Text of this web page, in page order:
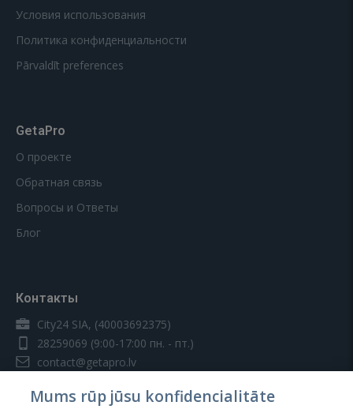
Условия использования
Политика конфиденциальности
Pārvaldīt preferences
GetaPro
О проекте
Обратная связь
Вопросы и Ответы
Блог
Контакты
City24 SIA, (40003692375)
28259069 (9:00-17:00 пн. - пт.)
contact@getapro.lv
Mums rūp jūsu konfidencialitāte